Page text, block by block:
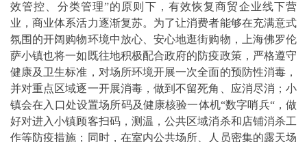
效管控、分类管理”的原则下，有效恢复商贸企业线下营
业，商业体系活力逐渐复苏。为了让消费者能够在充满意式
氛围的开阔购物环境中放心、安心地逛街购物，上海佛罗伦
萨小镇也将一如既往地积极配合政府的防疫政策，严格遵守
健康及卫生标准，对场所环境开展一次全面的预防性消毒，
并对重点区域逐一开展消毒，做到不留死角、应消尽消；小
镇会在入口处设置场所码及健康核验一体机“数字哨兵“，做
好对进入小镇顾客扫码，测温，公共区域消杀和店铺消杀工
作等防疫措施；同时，在室内公共场所、人员密集的露天场